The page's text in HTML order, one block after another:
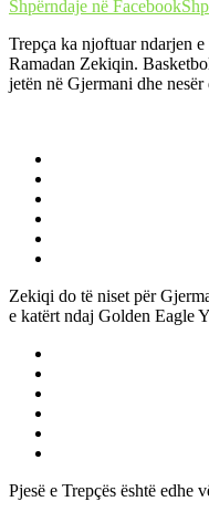
Shpërndaje në Facebook
Trepça ka njoftuar ndarjen
Ramadan Zekiqin.
jetën në Gjermani dhe
Zekiqi do të niset për
e katërt ndaj Golden Eagle
Pjesë e Trepçës është edhe